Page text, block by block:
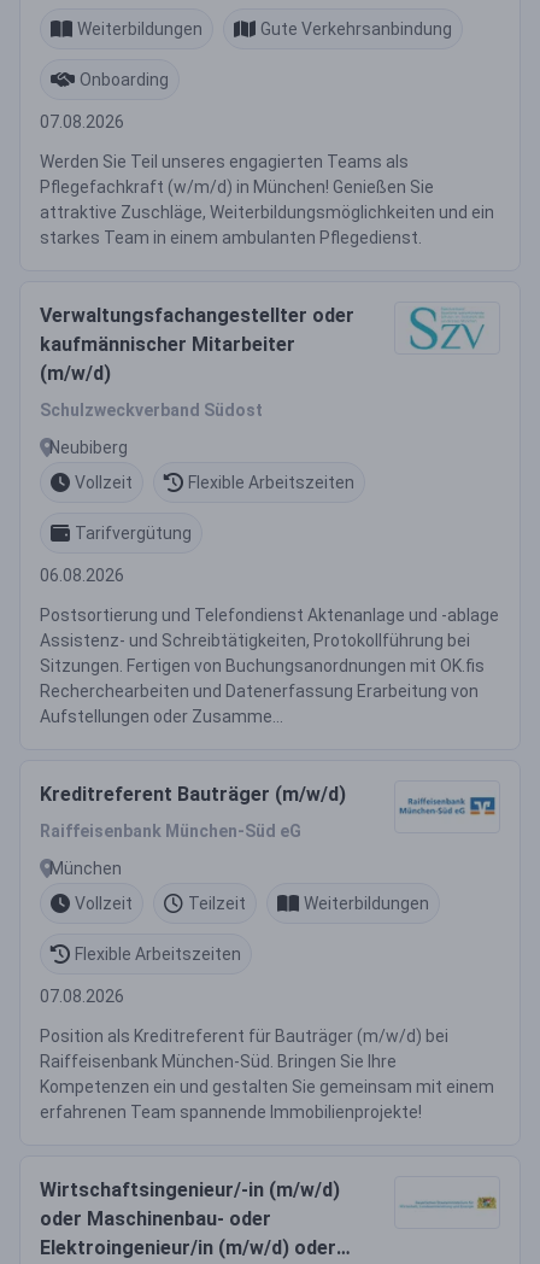
Weiterbildungen Gute Verkehrsanbindung
Onboarding
07.08.2026
Werden Sie Teil unseres engagierten Teams als
Pflegefachkraft (w/m/d) in München! Genießen Sie
attraktive Zuschläge, Weiterbildungsmöglichkeiten und ein
starkes Team in einem ambulanten Pflegedienst.
Verwaltungsfachangestellter oder
kaufmännischer Mitarbeiter
(m/w/d)
Schulzweckverband Südost
Neubiberg
Vollzeit
Flexible Arbeitszeiten
Tarifvergütung
06.08.2026
Postsortierung und Telefondienst Aktenanlage und -ablage
Assistenz- und Schreibtätigkeiten, Protokollführung bei
Sitzungen. Fertigen von Buchungsanordnungen mit OK.fis
Recherchearbeiten und Datenerfassung Erarbeitung von
Aufstellungen oder Zusamme...
Kreditreferent Bauträger (m/w/d)
Raiffeisenbank München-Süd eG
München
Vollzeit
Teilzeit Weiterbildungen
Flexible Arbeitszeiten
07.08.2026
Position als Kreditreferent für Bauträger (m/w/d) bei
Raiffeisenbank München-Süd. Bringen Sie Ihre
Kompetenzen ein und gestalten Sie gemeinsam mit einem
erfahrenen Team spannende Immobilienprojekte!
Wirtschaftsingenieur/-in (m/w/d)
oder Maschinenbau- oder
Elektroingenieur/in (m/w/d) oder